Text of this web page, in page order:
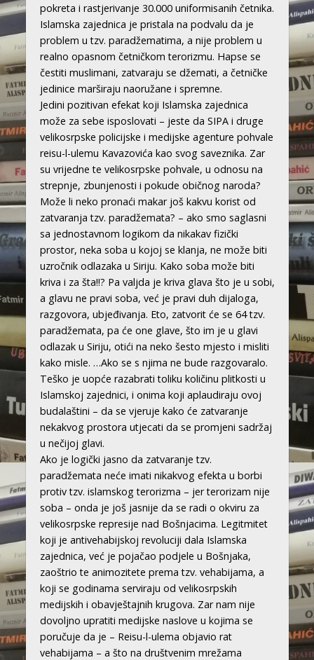
pokreta i rastjerivanje 30.000 uniformisanih četnika.
Islamska zajednica je pristala na podvalu da je
problem u tzv. paradžematima, a nije problem u
realno opasnom četničkom terorizmu. Hapse se
čestiti muslimani, zatvaraju se džemati, a četničke
jedinice marširaju naoružane i spremne.
Jedini pozitivan efekat koji Islamska zajednica
može za sebe isposlovati – jeste da SIPA i druge
velikosrpske policijske i medijske agenture pohvale
reisu-l-ulemu Kavazovića kao svog saveznika. Zar
su vrijedne te velikosrpske pohvale, u odnosu na
strepnje, zbunjenosti i pokude običnog naroda?
Može li neko pronaći makar još kakvu korist od
zatvaranja tzv. paradžemata? – ako smo saglasni
sa jednostavnom logikom da nikakav fizički
prostor, neka soba u kojoj se klanja, ne može biti
uzročnik odlazaka u Siriju. Kako soba može biti
kriva i za šta!!? Pa valjda je kriva glava što je u sobi,
a glavu ne pravi soba, već je pravi duh dijaloga,
razgovora, ubjeđivanja. Eto, zatvorit će se 64 tzv.
paradžemata, pa će one glave, što im je u glavi
odlazak u Siriju, otići na neko šesto mjesto i misliti
kako misle. …Ako se s njima ne bude razgovaralo.
Teško je uopće razabrati toliku količinu plitkosti u
Islamskoj zajednici, i onima koji aplaudiraju ovoj
budalaštini – da se vjeruje kako će zatvaranje
nekakvog prostora utjecati da se promjeni sadržaj
u nečijoj glavi.
Ako je logički jasno da zatvaranje tzv.
paradžemata neće imati nikakvog efekta u borbi
protiv tzv. islamskog terorizma – jer terorizam nije
soba – onda je još jasnije da se radi o okviru za
velikosrpske represije nad Bošnjacima. Legitmitet
koji je antivehabijskoj revoluciji dala Islamska
zajednica, već je pojačao podjele u Bošnjaka,
zaoštrio te animozitete prema tzv. vehabijama, a
koji se godinama serviraju od velikosrpskih
medijskih i obavještajnih krugova. Zar nam nije
dovoljno upratiti medijske naslove u kojima se
poručuje da je – Reisu-l-ulema objavio rat
vehabijama – a što na društvenim mrežama